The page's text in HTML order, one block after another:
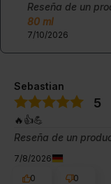
Reseña de un
80 ml
7/10/2026
Sebastian
5
🔥👍️💪
Reseña de un
7/8/2026
0
0